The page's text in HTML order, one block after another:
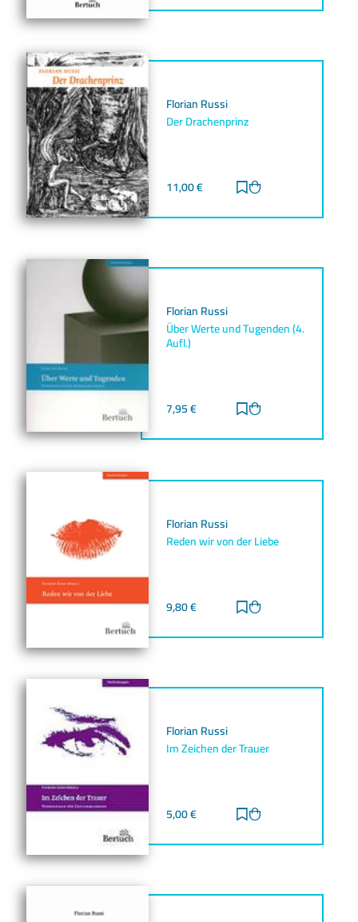
Florian Russi
Der Drachenprinz
11,00€ Zur Merkliste
Florian Russi
Über Werte und Tugenden (4.
Aufl.)
7,95€ Zur Merkliste
Florian Russi
Reden wir von der Liebe
9,80€ Zur Merkliste
Florian Russi
Im Zeichen der Trauer
5,00€ Zur Merkliste